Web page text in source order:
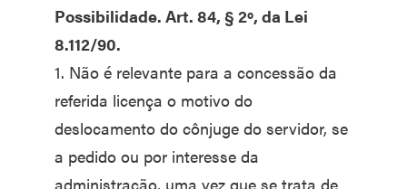
Possibilidade. Art. 84, § 2º, da Lei
8.112/90.
1. Não é relevante para a concessão da
referida licença o motivo do
deslocamento do cônjuge do servidor, se
a pedido ou por interesse da
administração, uma vez que se trata de